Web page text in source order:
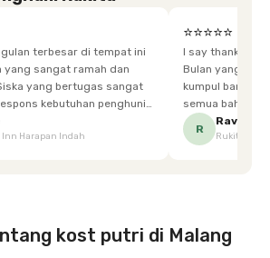
terbesar di tempat ini
sangat
kebutuhan penghuni.
keset karena sempat
Inn Harapan Indah
⭐⭐⭐⭐⭐
I say thankyou
Bulan yang super happy! banyak
kumpul bareng
semua bahagia
mgkn saran dari air aja & kebersihan lebih di
R
Ravena
Rukita
kost putri di Malang